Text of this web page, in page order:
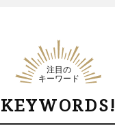
注目の
キーワード
KEYWORDS!